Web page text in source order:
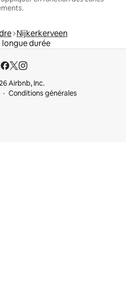
Nijkerkerveen
durée
Airbnb, Inc.
Conditions générales